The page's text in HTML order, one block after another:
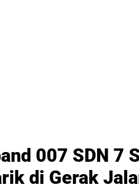
007 SDN 7
di Gerak